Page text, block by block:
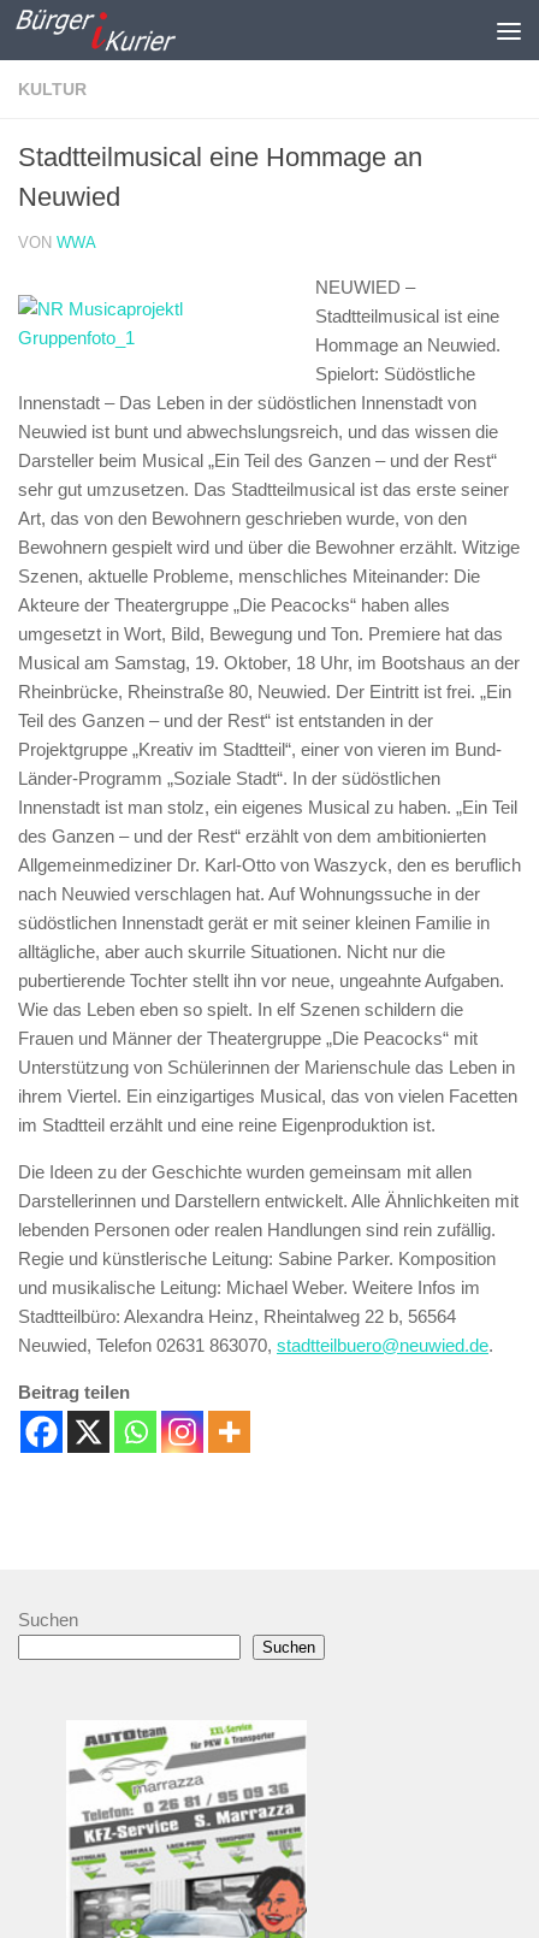
Zum Inhalt springen
KULTUR
Stadtteilmusical eine Hommage an
Neuwied
VON WWA
NEUWIED –
Stadtteilmusical ist eine
Hommage an Neuwied.
Spielort: Südöstliche
Innenstadt – Das Leben in der südöstlichen Innenstadt von
Neuwied ist bunt und abwechslungsreich, und das wissen die
Darsteller beim Musical „Ein Teil des Ganzen – und der Rest“
sehr gut umzusetzen. Das Stadtteilmusical ist das erste seiner
Art, das von den Bewohnern geschrieben wurde, von den
Bewohnern gespielt wird und über die Bewohner erzählt. Witzige
Szenen, aktuelle Probleme, menschliches Miteinander: Die
Akteure der Theatergruppe „Die Peacocks“ haben alles
umgesetzt in Wort, Bild, Bewegung und Ton. Premiere hat das
Musical am Samstag, 19. Oktober, 18 Uhr, im Bootshaus an der
Rheinbrücke, Rheinstraße 80, Neuwied. Der Eintritt ist frei. „Ein
Teil des Ganzen – und der Rest“ ist entstanden in der
Projektgruppe „Kreativ im Stadtteil“, einer von vieren im Bund-
Länder-Programm „Soziale Stadt“. In der südöstlichen
Innenstadt ist man stolz, ein eigenes Musical zu haben. „Ein Teil
des Ganzen – und der Rest“ erzählt von dem ambitionierten
Allgemeinmediziner Dr. Karl-Otto von Waszyck, den es beruflich
nach Neuwied verschlagen hat. Auf Wohnungssuche in der
südöstlichen Innenstadt gerät er mit seiner kleinen Familie in
alltägliche, aber auch skurrile Situationen. Nicht nur die
pubertierende Tochter stellt ihn vor neue, ungeahnte Aufgaben.
Wie das Leben eben so spielt. In elf Szenen schildern die
Frauen und Männer der Theatergruppe „Die Peacocks“ mit
Unterstützung von Schülerinnen der Marienschule das Leben in
ihrem Viertel. Ein einzigartiges Musical, das von vielen Facetten
im Stadtteil erzählt und eine reine Eigenproduktion ist.
Die Ideen zu der Geschichte wurden gemeinsam mit allen
Darstellerinnen und Darstellern entwickelt. Alle Ähnlichkeiten mit
lebenden Personen oder realen Handlungen sind rein zufällig.
Regie und künstlerische Leitung: Sabine Parker. Komposition
und musikalische Leitung: Michael Weber. Weitere Infos im
Stadtteilbüro: Alexandra Heinz, Rheintalweg 22 b, 56564
Neuwied, Telefon 02631 863070, stadtteilbuero@neuwied.de.
Beitrag teilen
Suchen
Suchen